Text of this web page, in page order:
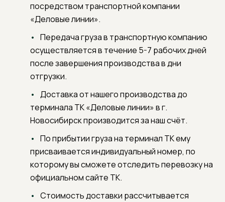
посредством транспортной компании
«Деловые линии».
Передача груза в транспортную компанию
осуществляется в течение 5-7 рабочих дней
после завершения производства в дни
отгрузки.
Доставка от нашего производства до
терминала ТК «Деловые линии» в г.
Новосибирск производится за наш счёт.
По прибытии груза на терминал ТК ему
присваивается индивидуальный номер, по
которому вы сможете отследить перевозку на
официальном сайте ТК.
Стоимость доставки рассчитывается